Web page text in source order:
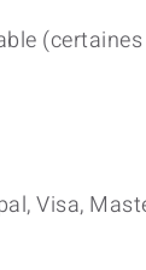
(certaines
Visa,